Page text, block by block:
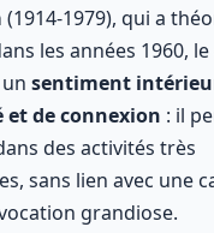
(1914-1979), qui a
les années 1960,
sentiment
et de connexion : il
des activités très
sans lien avec une
grandiose.